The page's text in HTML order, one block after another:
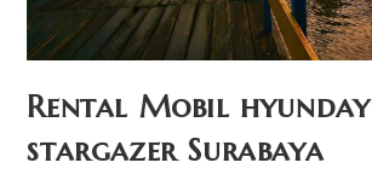
Rental Mobil hyunday
stargazer Surabaya